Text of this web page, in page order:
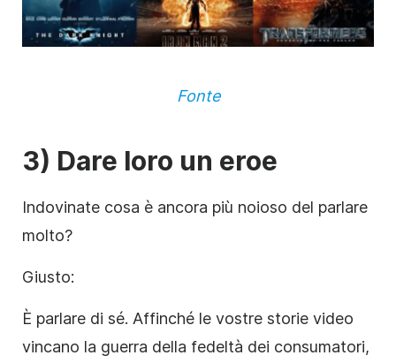
Fonte
3) Dare loro un eroe
Indovinate cosa è ancora più noioso del parlare
molto?
Giusto:
È parlare di sé. Affinché le vostre storie video
vincano la guerra della fedeltà dei consumatori,